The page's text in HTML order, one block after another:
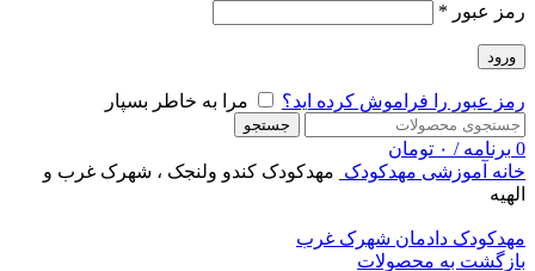
عبور*
ورود
عبور را فراموش کرده اید؟ مرا به خاطر بسپار
جستجو
برنامه / ۰ تومان
آموزشیمهدکودکمهدکودک کندو ولنجک ، شهرک غرب و
دادمان شهرک غرب
به محصولات